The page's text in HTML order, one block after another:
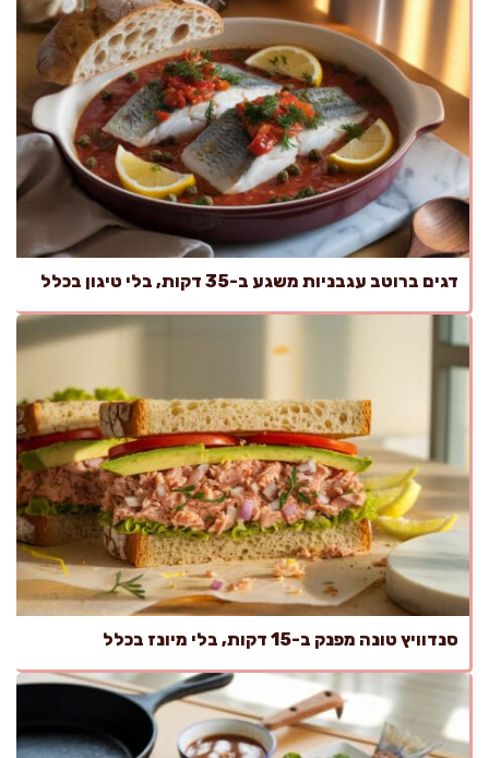
דגים ברוטב עגבניות משגע ב-35 דקות, בלי טיגון בכלל
סנדוויץ טונה מפנק ב-15 דקות, בלי מיונז בכלל